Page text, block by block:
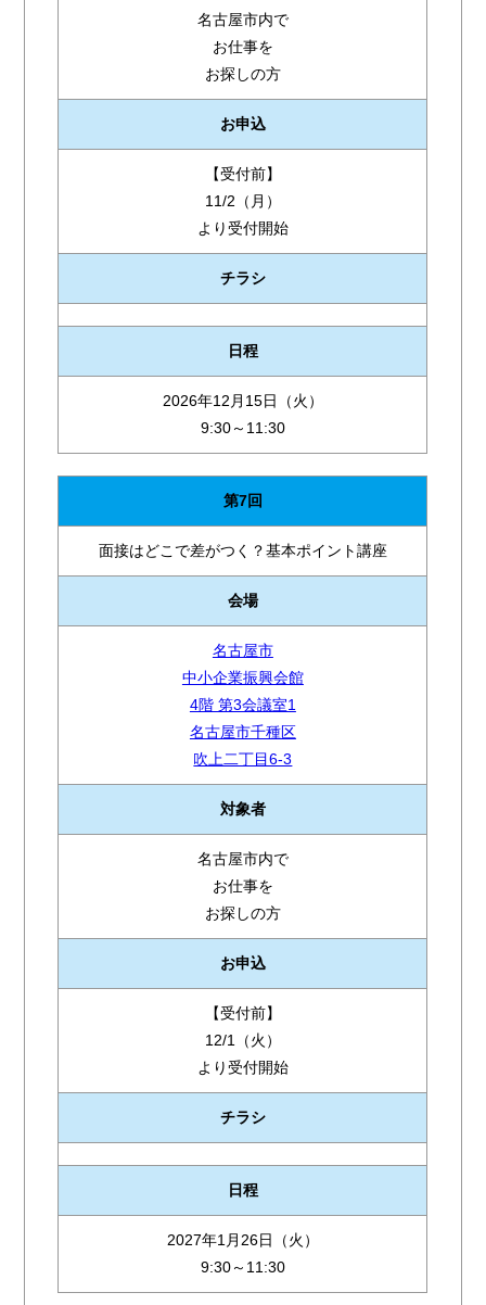
名古屋市内で
お仕事を
お探しの方
お申込
【受付前】
11/2（月）
より受付開始
チラシ
日程
2026年12月15日（火）
9:30～11:30
第7回
面接はどこで差がつく？基本ポイント講座
会場
名古屋市
中小企業振興会館
4階 第3会議室1
名古屋市千種区
吹上二丁目6-3
対象者
名古屋市内で
お仕事を
お探しの方
お申込
【受付前】
12/1（火）
より受付開始
チラシ
日程
2027年1月26日（火）
9:30～11:30